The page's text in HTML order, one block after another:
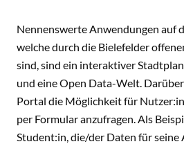
Nennenswerte Anwendungen auf
welche durch die Bielefelder
sind, sind ein interaktiver
und eine Open Data-Welt.
Portal die Möglichkeit für
per Formular anzufragen. Als
Student:in, die/der Daten für seine